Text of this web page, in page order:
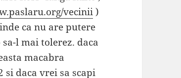
vecinii)
ca nu are putere
l mai tolerez. daca
macabra
si daca vrei sa scapi